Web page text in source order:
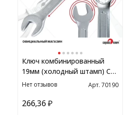
Ключ комбинированный
19мм (холодный штамп) CR-
V
Нет отзывов Арт. 70190
266,36₽